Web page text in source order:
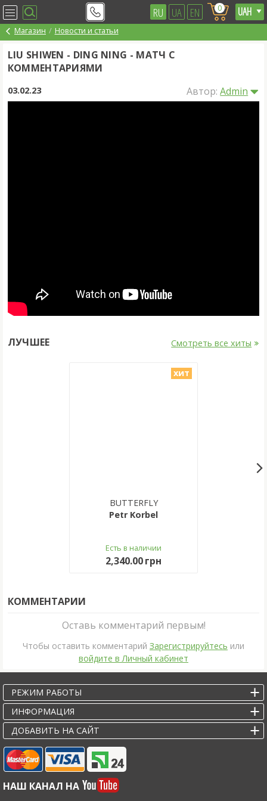
RU UA EN 0
Магазин Новости и статьи
LIU SHIWEN - DING NING - МАТЧ С
КОММЕНТАРИЯМИ
03.02.23 Автор:Admin
ЛУЧШЕЕ Смотреть все хиты
хит
BUTTERFLY
Petr Korbel
Есть в наличии
2,340.00 грн
КОММЕНТАРИИ
Оставь комментарий первым!
Чтобы оставить комментарий Зарегистрируйтесь или
войдите в Личный кабинет
РЕЖИМ РАБОТЫ
ИНФОРМАЦИЯ
ДОБАВИТЬ НА САЙТ
НАШ КАНАЛ НА